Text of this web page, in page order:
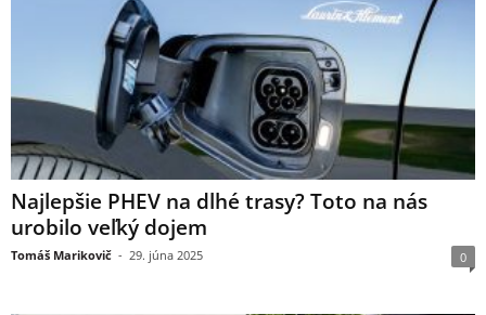
Najlepšie PHEV na dlhé trasy? Toto na nás
urobilo veľký dojem
Tomáš Marikovič - 29. júna 2025 0